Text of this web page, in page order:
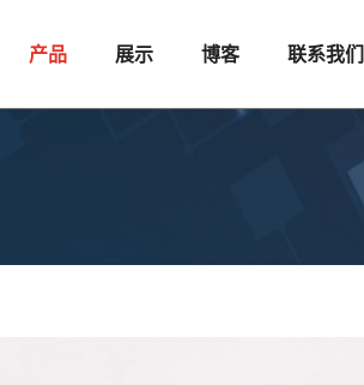
产品 展示 博客 联系我们